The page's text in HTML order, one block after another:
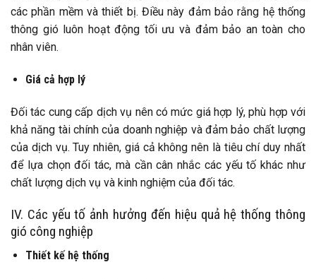
các phần mềm và thiết bị. Điều này đảm bảo rằng hệ thống
thông gió luôn hoạt động tối ưu và đảm bảo an toàn cho
nhân viên.
Giá cả hợp lý
Đối tác cung cấp dịch vụ nên có mức giá hợp lý, phù hợp với
khả năng tài chính của doanh nghiệp và đảm bảo chất lượng
của dịch vụ. Tuy nhiên, giá cả không nên là tiêu chí duy nhất
để lựa chọn đối tác, mà cần cân nhắc các yếu tố khác như
chất lượng dịch vụ và kinh nghiệm của đối tác.
IV. Các yếu tố ảnh hưởng đến hiệu quả hệ thống thông
gió công nghiệp
Thiết kế hệ thống